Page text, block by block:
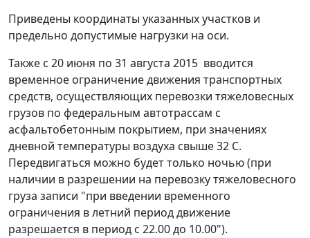
Приведены координаты указанных участков и
предельно допустимые нагрузки на оси.
Также с 20 июня по 31 августа 2015 вводится
временное ограничение движения транспортных
средств, осуществляющих перевозки тяжеловесных
грузов по федеральным автотрассам с
асфальтобетонным покрытием, при значениях
дневной температуры воздуха свыше 32 С.
Передвигаться можно будет только ночью (при
наличии в разрешении на перевозку тяжеловесного
груза записи "при введении временного
ограничения в летний период движение
разрешается в период с 22.00 до 10.00").